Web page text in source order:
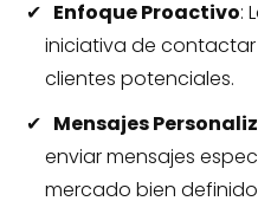
Enfoque Proactivo:
iniciativa de
clientes potenciales.
Mensajes
enviar mensajes
mercado bien